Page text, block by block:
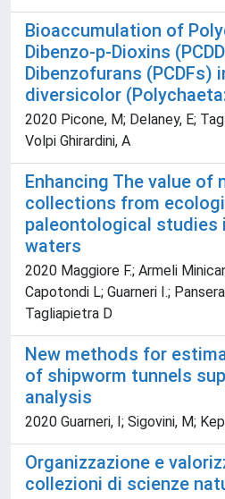
Bioaccumulation of
Dibenzo-p-Dioxins
Dibenzofurans (PCDFs)
diversicolor
2020 Picone, M; Delaney, E;
Volpi Ghirardini, A
Enhancing The value of
collections from
paleontological studies
waters
2020 Maggiore F.; Armeli
Capotondi L; Guarneri I.;
Tagliapietra D
New methods for
of shipworm tunnels
analysis
2020 Guarneri, I; Sigovini, M;
Organizzazione e
collezioni di scienze